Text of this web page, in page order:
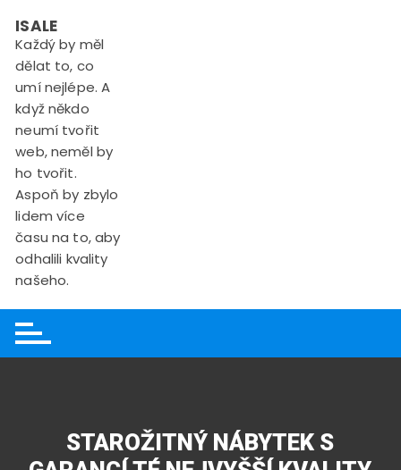
content
ISALE
Každý by měl
dělat to, co
umí nejlépe. A
když někdo
neumí tvořit
web, neměl by
ho tvořit.
Aspoň by zbylo
lidem více
času na to, aby
odhalili kvality
našeho.
STAROŽITNÝ NÁBYTEK S